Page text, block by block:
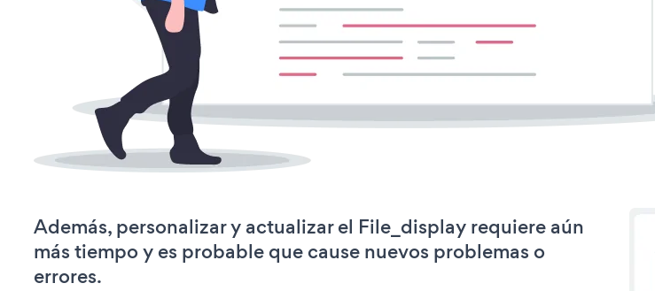
Además, personalizar y actualizar el File_display requiere aún
más tiempo y es probable que cause nuevos problemas o
errores.